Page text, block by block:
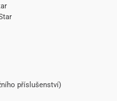
příslušenství)